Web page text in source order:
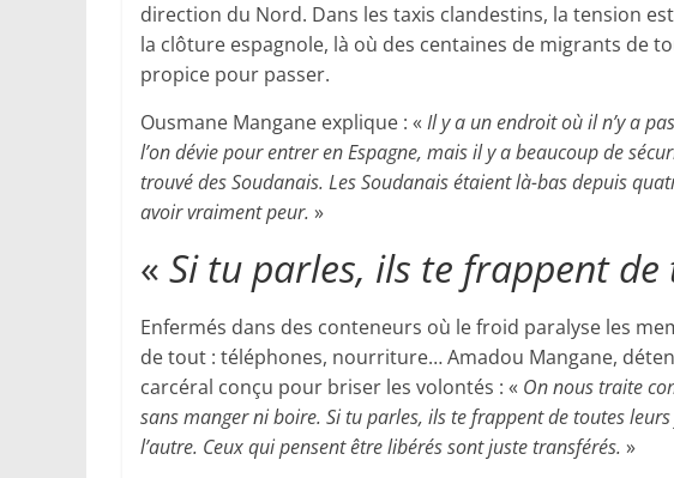
direction du Nord. Dans les taxis clandestins, la tension
la clôture espagnole, là où des centaines de migrants de
propice pour passer.
Ousmane Mangane explique : « Il y a un endroit où il n’y a
l’on dévie pour entrer en Espagne, mais il y a beaucoup de
trouvé des Soudanais. Les Soudanais étaient là-bas depuis
avoir vraiment peur. »
« Si tu parles, ils te frappent
Enfermés dans des conteneurs où le froid paralyse les
de tout : téléphones, nourriture… Amadou Mangane,
carcéral conçu pour briser les volontés : « On nous traite
sans manger ni boire. Si tu parles, ils te frappent de toutes
l’autre. Ceux qui pensent être libérés sont juste transférés. »